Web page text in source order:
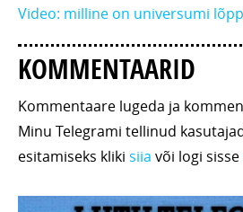
Video: milline on universumi lõpp
KOMMENTAARID
Kommentaare lugeda ja
Minu Telegrami tellinud
esitamiseks kliki siia või logi sisse